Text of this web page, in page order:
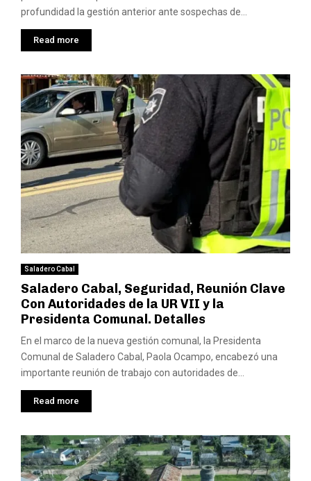
profundidad la gestión anterior ante sospechas de...
Read more
Saladero Cabal
Saladero Cabal, Seguridad, Reunión Clave
Con Autoridades de la UR VII y la
Presidenta Comunal. Detalles
En el marco de la nueva gestión comunal, la Presidenta
Comunal de Saladero Cabal, Paola Ocampo, encabezó una
importante reunión de trabajo con autoridades de...
Read more